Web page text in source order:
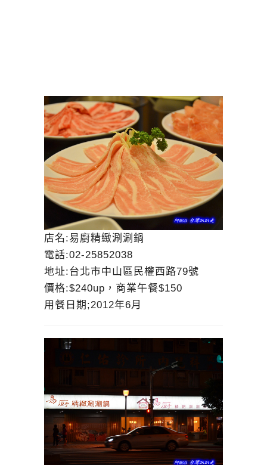
店名:易廚精緻涮涮鍋
電話:02-25852038
地址:台北市中山區民權西路79號
價格:$240up，商業午餐$150
用餐日期;2012年6月